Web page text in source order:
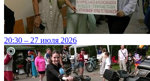
20:30 – 27 июля 2026